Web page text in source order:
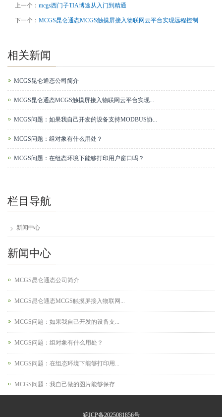
上一个： mcgs西门子TIA博途从入门到精通
下一个： MCGS昆仑通态MCGS触摸屏接入物联网云平台实现远程控制
相关新闻
MCGS昆仑通态公司简介
MCGS昆仑通态MCGS触摸屏接入物联网云平台实现...
MCGS问题：如果我自己开发的设备支持MODBUS协...
MCGS问题：组对象有什么用处？
MCGS问题：在组态环境下能够打印用户窗口吗？
栏目导航
新闻中心
新闻中心
MCGS昆仑通态公司简介
MCGS昆仑通态MCGS触摸屏接入物联网...
MCGS问题：如果我自己开发的设备支...
MCGS问题：组对象有什么用处？
MCGS问题：在组态环境下能够打印用...
MCGS问题：我自己做的图片能够保存...
皖ICP备2025081856号